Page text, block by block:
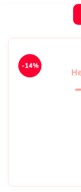
Авторские букеты
Букеты из роз
Цветы любимой
-14%